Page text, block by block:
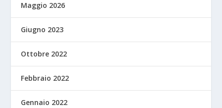
Maggio 2026
Giugno 2023
Ottobre 2022
Febbraio 2022
Gennaio 2022